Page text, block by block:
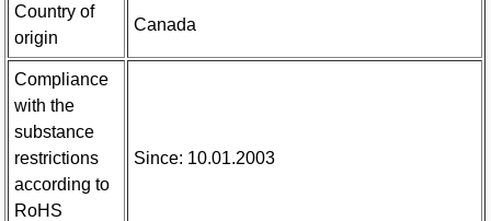
Country of
origin
Canada
Compliance
with the
substance
restrictions
according to
RoHS
Since: 10.01.2003